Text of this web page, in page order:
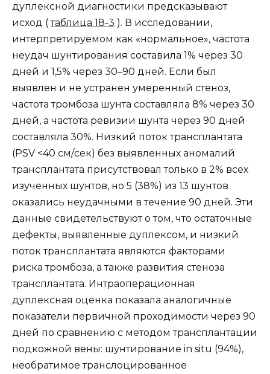
дуплексной диагностики предсказывают
исход (таблица 18-3 ). В исследовании,
интерпретируемом как «нормальное», частота
неудач шунтирования составила 1% через 30
дней и 1,5% через 30–90 дней. Если был
выявлен и не устранен умеренный стеноз,
частота тромбоза шунта составляла 8% через 30
дней, а частота ревизии шунта через 90 дней
составляла 30%. Низкий поток трансплантата
(PSV <40 см/сек) без выявленных аномалий
трансплантата присутствовал только в 2% всех
изученных шунтов, но 5 (38%) из 13 шунтов
оказались неудачными в течение 90 дней. Эти
данные свидетельствуют о том, что остаточные
дефекты, выявленные дуплексом, и низкий
поток трансплантата являются факторами
риска тромбоза, а также развития стеноза
трансплантата. Интраоперационная
дуплексная оценка показала аналогичные
показатели первичной проходимости через 90
дней по сравнению с методом трансплантации
подкожной вены: шунтирование in situ (94%),
необратимое транслоцированное